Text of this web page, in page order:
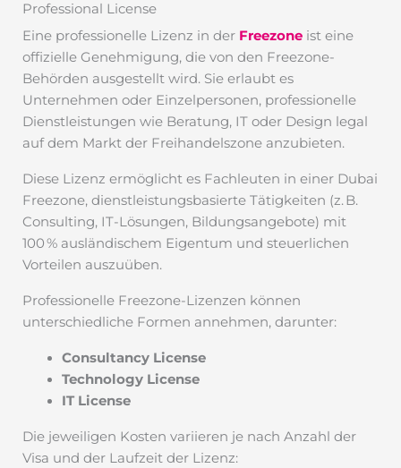
Professional License
Eine professionelle Lizenz in der Freezone ist eine
offizielle Genehmigung, die von den Freezone-
Behörden ausgestellt wird. Sie erlaubt es
Unternehmen oder Einzelpersonen, professionelle
Dienstleistungen wie Beratung, IT oder Design legal
auf dem Markt der Freihandelszone anzubieten.
Diese Lizenz ermöglicht es Fachleuten in einer Dubai
Freezone, dienstleistungsbasierte Tätigkeiten (z. B.
Consulting, IT-Lösungen, Bildungsangebote) mit
100 % ausländischem Eigentum und steuerlichen
Vorteilen auszuüben.
Professionelle Freezone-Lizenzen können
unterschiedliche Formen annehmen, darunter:
Consultancy License
Technology License
IT License
Die jeweiligen Kosten variieren je nach Anzahl der
Visa und der Laufzeit der Lizenz: